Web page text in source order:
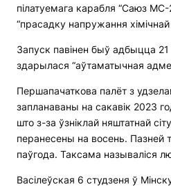
пілатуемага карабля “Саюз
“прасадку напружання
Запуск павінен быў адбыцца 21
здарылася “аўтаматычная
Першапачаткова палёт з
запланаваны на сакавік 2023
што з-за ўзніклай няштатнай
перанесены на восень. Пазней
паўгода. Таксама называліся
Васілеўская 6 студзеня ў